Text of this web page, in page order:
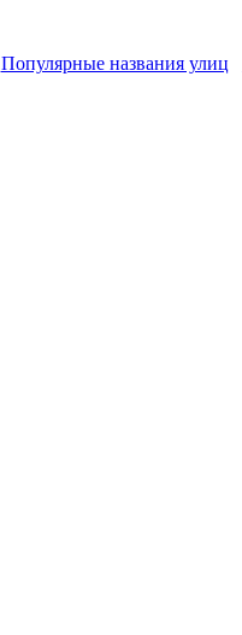
Популярные названия улиц